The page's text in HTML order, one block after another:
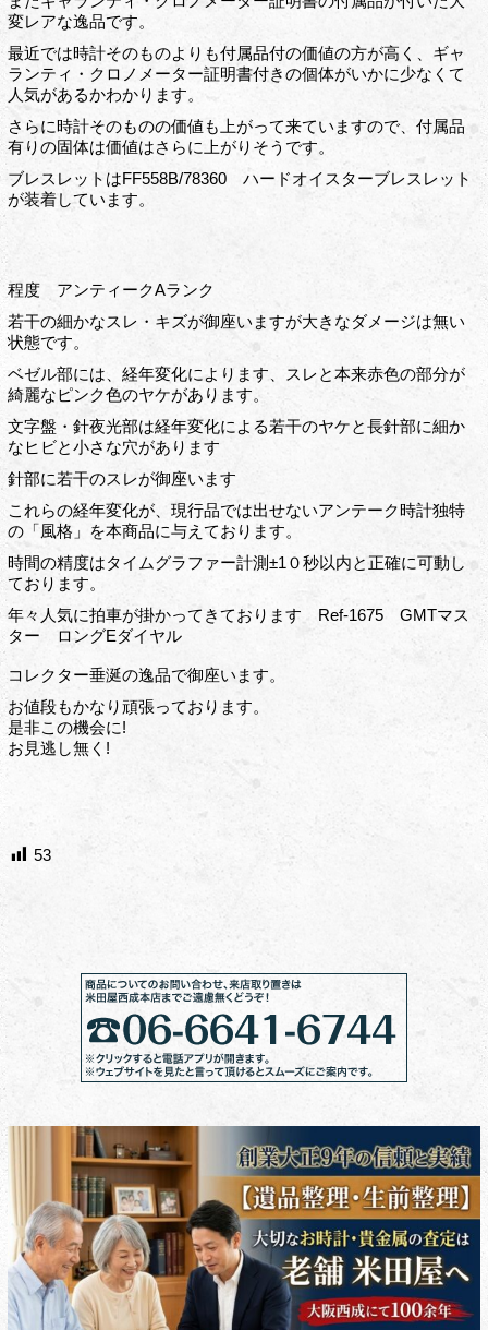
変レアな逸品です。
最近では時計そのものよりも付属品付の価値の方が高く、ギャ
ランティ・クロノメーター証明書付きの個体がいかに少なくて
人気があるかわかります。
さらに時計そのものの価値も上がって来ていますので、付属品
有りの固体は価値はさらに上がりそうです。
ブレスレットはFF558B/78360 ハードオイスターブレスレット
が装着しています。
程度 アンティークAランク
若干の細かなスレ・キズが御座いますが大きなダメージは無い
状態です。
ベゼル部には、経年変化によります、スレと本来赤色の部分が
綺麗なピンク色のヤケがあります。
文字盤・針夜光部は経年変化による若干のヤケと長針部に細か
なヒビと小さな穴があります
針部に若干のスレが御座います
これらの経年変化が、現行品では出せないアンテーク時計独特
の「風格」を本商品に与えております。
時間の精度はタイムグラファー計測±1０秒以内と正確に可動し
ております。
年々人気に拍車が掛かってきております Ref-1675 GMTマス
ター ロングEダイヤル
コレクター垂涎の逸品で御座います。
お値段もかなり頑張っております。
是非この機会に!
お見逃し無く!
53